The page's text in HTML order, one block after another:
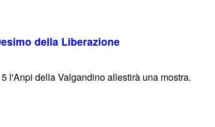
della Liberazione
l'Anpi della Valgandino allestirà una mostra.